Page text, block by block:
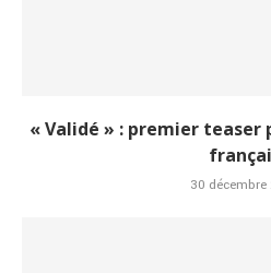
« Validé » : premier teaser
30 décembre